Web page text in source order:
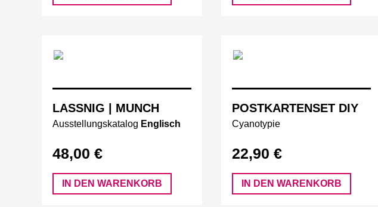
LASSNIG | MUNCH
Ausstellungskatalog Englisch
48,00 €
IN DEN WARENKORB
POSTKARTENSET DIY
Cyanotypie
22,90 €
IN DEN WARENKORB